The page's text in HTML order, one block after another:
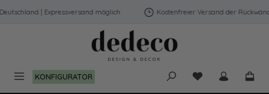
Zum Hauptinhalt springen
| Expressversand möglich Kostenfreier Versand der
KONFIGURATOR Du hast 0